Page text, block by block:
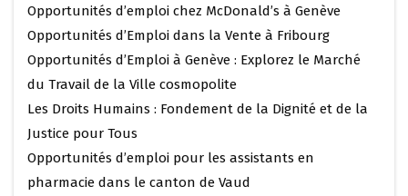
Opportunités d’emploi chez McDonald’s à Genève
Opportunités d’Emploi dans la Vente à Fribourg
Opportunités d’Emploi à Genève : Explorez le Marché
du Travail de la Ville cosmopolite
Les Droits Humains : Fondement de la Dignité et de la
Justice pour Tous
Opportunités d’emploi pour les assistants en
pharmacie dans le canton de Vaud